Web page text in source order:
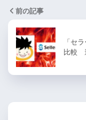
前の記事
「セ
比較